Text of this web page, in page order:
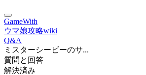
GameWith
ウマ娘攻略wiki
Q&A
ミスターシービーのサ...
質問と回答
解決済み